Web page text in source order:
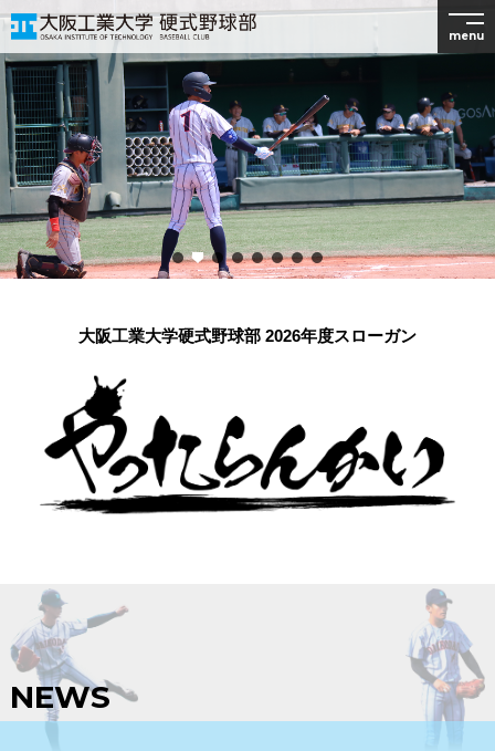
menu
大阪工業大学硬式野球部 2026年度スローガン
NEWS